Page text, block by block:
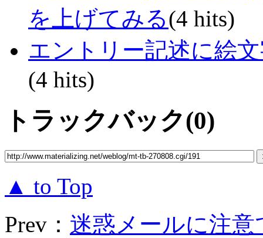
を上げてみる(4 hits)
エントリー記述に絵
(4 hits)
トラックバック(0)
▲ to Top
Prev： 迷惑メールに注意